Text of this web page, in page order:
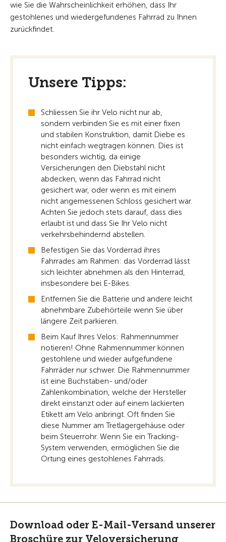
wie Sie die Wahrscheinlichkeit erhöhen, dass Ihr
gestohlenes und wiedergefundenes Fahrrad zu Ihnen
zurückfindet.
Unsere Tipps:
Schliessen Sie ihr Velo nicht nur ab,
sondern verbinden Sie es mit einer fixen
und stabilen Konstruktion, damit Diebe es
nicht einfach wegtragen können. Dies ist
besonders wichtig, da einige
Versicherungen den Diebstahl nicht
abdecken, wenn das Fahrrad nicht
gesichert war, oder wenn es mit einem
nicht angemessenen Schloss gesichert war.
Achten Sie jedoch stets darauf, dass dies
erlaubt ist und dass Sie Ihr Velo nicht
verkehrsbehindernd abstellen.
Befestigen Sie das Vorderrad ihres
Fahrrades am Rahmen: das Vorderrad lässt
sich leichter abnehmen als den Hinterrad,
insbesondere bei E-Bikes.
Entfernen Sie die Batterie und andere leicht
abnehmbare Zubehörteile wenn Sie über
längere Zeit parkieren.
Beim Kauf Ihres Velos: Rahmennummer
notieren! Ohne Rahmennummer können
gestohlene und wieder aufgefundene
Fahrräder nur schwer. Die Rahmennummer
ist eine Buchstaben- und/oder
Zahlenkombination, welche der Hersteller
direkt einstanzt oder auf einem lackierten
Etikett am Velo anbringt. Oft finden Sie
diese Nummer am Tretlagergehäuse oder
beim Steuerrohr. Wenn Sie ein Tracking-
System verwenden, ermöglichen Sie die
Ortung eines gestohlenes Fahrrads.
Download oder E-Mail-Versand unserer
Broschüre zur Veloversicherung